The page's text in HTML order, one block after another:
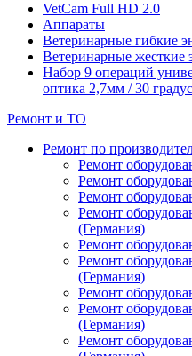
VetCam Full HD 2.0
Аппараты
Ветеринарные гибкие
Ветеринарные жесткие
Набор 9 операций
оптика 2,7мм / 30
Ремонт и ТО
Ремонт по
Ремонт
Ремонт
Ремонт
Ремонт
(Германия)
Ремонт
Ремонт
(Германия)
Ремонт
Ремонт
(Германия)
Ремонт